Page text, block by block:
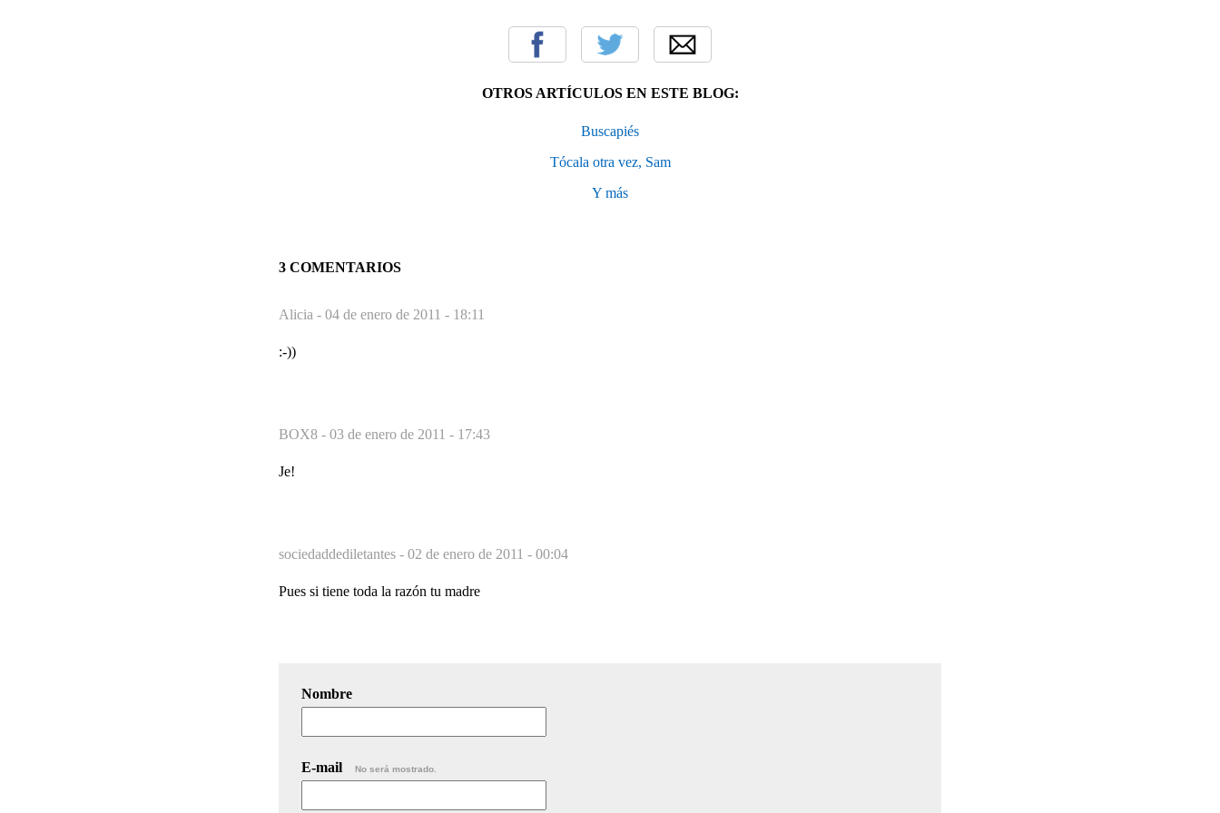
OTROS ARTÍCULOS EN ESTE BLOG:
Buscapiés
Tócala otra vez, Sam
Y más
3 COMENTARIOS
Alicia - 04 de enero de 2011 - 18:11
:-))
BOX8 - 03 de enero de 2011 - 17:43
Je!
sociedaddediletantes - 02 de enero de 2011 - 00:04
Pues si tiene toda la razón tu madre
Nombre
E-mail No será mostrado.